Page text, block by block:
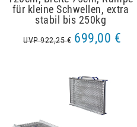
für kleine Schwellen, extra
stabil bis 250kg
UVP 922,25 € 699,00 €